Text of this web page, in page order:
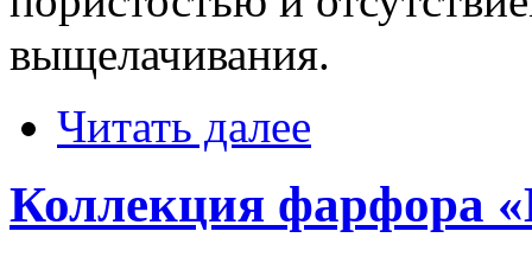
выщелачивания.
Читать далее
Коллекция фарфора